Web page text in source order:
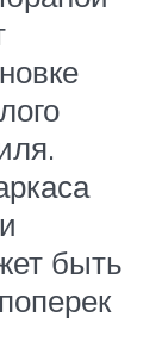
быть